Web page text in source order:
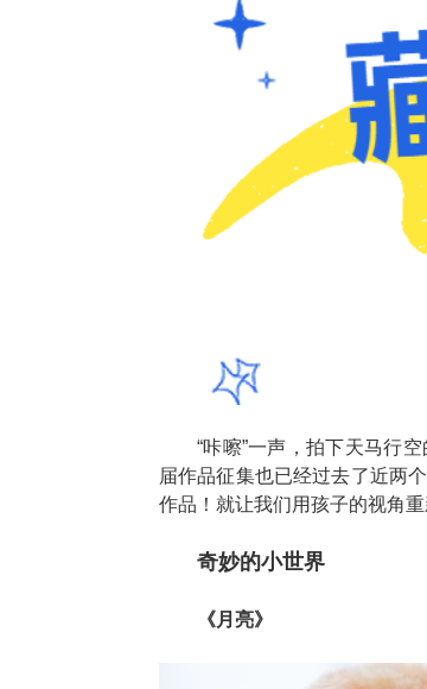
“咔嚓”一声，拍下天马行
届作品征集也已经过去了近两
作品！就让我们用孩子的视角重
奇妙的小世界
《月亮》